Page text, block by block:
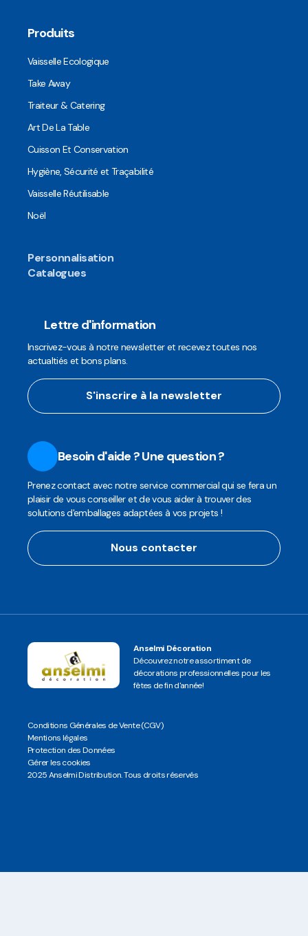
Produits
Vaisselle Ecologique
Take Away
Traiteur & Catering
Art De La Table
Cuisson Et Conservation
Hygiène, Sécurité et Traçabilité
Vaisselle Réutilisable
Noël
Personnalisation
Catalogues
Lettre d'information
Inscrivez-vous à notre newsletter et recevez toutes nos
actualtiés et bons plans.
S'inscrire à la newsletter
Besoin d'aide ? Une question ?
Prenez contact avec notre service commercial qui se fera un
plaisir de vous conseiller et de vous aider à trouver des
solutions d'emballages adaptées à vos projets !
Nous contacter
Anselmi Décoration
Découvrez notre assortiment de
décorations professionnelles pour les
fêtes de fin d'année!
Conditions Générales de Vente (CGV)
Mentions légales
Protection des Données
Gérer les cookies
2025 Anselmi Distribution. Tous droits réservés